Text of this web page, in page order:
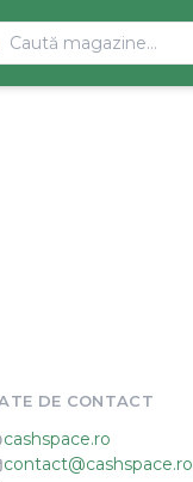
DE CONTACT
cashspace.ro
contact@cashspace.ro